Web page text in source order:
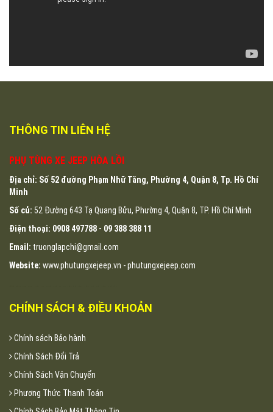
THÔNG TIN LIÊN HỆ
PHỤ TÙNG XE JEEP HÒA LỒI
Địa chỉ: Số 52 đường Phạm Nhữ Tăng, Phường 4, Quận 8, Tp. Hồ Chí
Minh
Số củ: 52 Đường 643 Tạ Quang Bửu, Phường 4, Quận 8, TP. Hồ Chí Minh
Điện thoại: 0908 497788 - 09 388 388 11
Email: truonglapchi@gmail.com
Website: www.phutungxejeep.vn - phutungxejeep.com
CHÍNH SÁCH & ĐIỀU KHOẢN
Chính sách Bảo hành
Chính Sách Đổi Trả
Chính Sách Vận Chuyển
Phương Thức Thanh Toán